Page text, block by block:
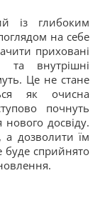
із глибоким
на себе
приховані
та внутрішні
Це не стане
як очисна
почнуть
нового досвіду.
дозволити їм
буде сприйнято